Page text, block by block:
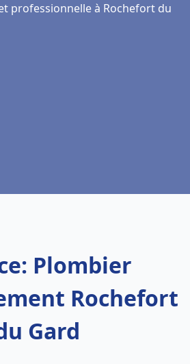
professionnelle à Rochefort du
Plombier
Rochefort
Gard